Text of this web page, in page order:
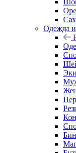
Одежда и